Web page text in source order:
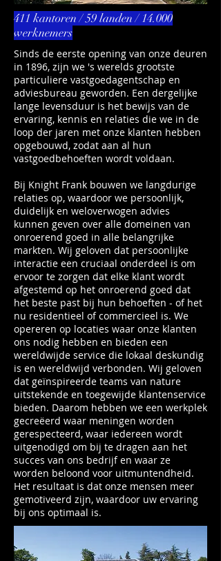
411 kantoren / 59 landen / 14.000
werknemers
Sinds de eerste opening van onze deuren
in 1896, zijn we 's werelds grootste
particuliere vastgoedagentschap en
adviesbureau geworden. Een dergelijke
lange levensduur is het bewijs van de
ervaring, kennis en relaties die we in de
loop der jaren met onze klanten hebben
opgebouwd, zodat aan al hun
vastgoedbehoeften wordt voldaan.
Bij Knight Frank bouwen we langdurige
relaties op, waardoor we persoonlijk,
duidelijk en weloverwogen advies
kunnen geven over alle domeinen van
onroerend goed in alle belangrijke
markten. Wij geloven dat persoonlijke
interactie een cruciaal onderdeel is om
ervoor te zorgen dat elke klant wordt
afgestemd op het onroerend goed dat
het beste past bij hun behoeften - of het
nu residentieel of commercieel is. We
opereren op locaties waar onze klanten
ons nodig hebben en bieden een
wereldwijde service die lokaal deskundig
is en wereldwijd verbonden. Wij geloven
dat geïnspireerde teams van nature
uitstekende en toegewijde klantenservice
bieden. Daarom hebben we een werkplek
gecreëerd waar meningen worden
gerespecteerd, waar iedereen wordt
uitgenodigd om bij te dragen aan het
succes van ons bedrijf en waar ze
worden beloond voor uitmuntendheid.
Het resultaat is dat onze mensen meer
gemotiveerd zijn, waardoor uw ervaring
bij ons optimaal is.